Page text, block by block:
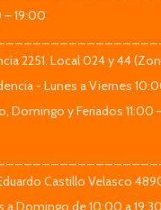
– 19:00
2251. Local 024 y 44
- Lunes a Viernes
Domingo y Feriados 11:00
Castillo Velasco
a Domingo de 10:00 a 19:30